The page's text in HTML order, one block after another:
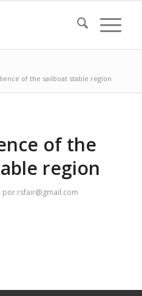
of the sailboat stable region
of the
region
por rsfair@gmail.com